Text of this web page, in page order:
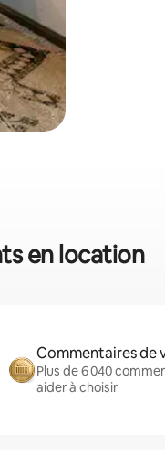
en location
Commentaires de
Plus de 6 040
aider à choisir